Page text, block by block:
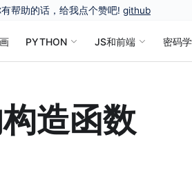
帮助的话，给我点个赞吧! github
PYTHON JS和前端 密码学
造函数